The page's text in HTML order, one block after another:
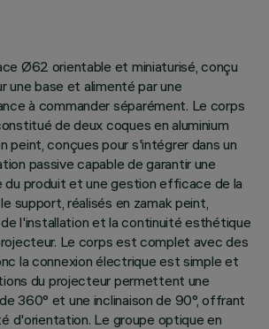
Ø62 orientable et miniaturisé, conçu
une base et alimenté par une
à commander séparément. Le corps
de deux coques en aluminium
peint, conçues pour s'intégrer dans un
passive capable de garantir une
du produit et une gestion efficace de la
support, réalisés en zamak peint,
l'installation et la continuité esthétique
Le corps est complet avec des
la connexion électrique est simple et
du projecteur permettent une
360° et une inclinaison de 90°, offrant
d'orientation. Le groupe optique en